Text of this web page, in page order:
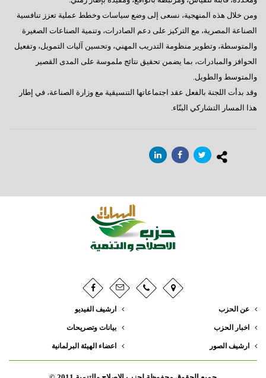
ومن خلال هذه المنهجية، نسعى إلى وضع سياسات وخطط عملية تعزز تنافسية
الصناعة المصرية، مع التركيز على دعم الصادرات، وتنمية الصناعات الصغيرة
والمتوسطة، وتطوير منظومة التدريب المهني، وتحسين آليات التمويل، وتفعيل
الحوافز والمبادرات، بما يضمن تحقيق نتائج ملموسة على المدى القصير
والمتوسط والطويل.
وقد بدأت اللجنة بالفعل عقد اجتماعاتها التنسيقية مع وزارة الصناعة، في إطار
هذا المسار التشاركي البنّاء.
عن الحزب
اخبار الحزب
ارشيف الصور
ارشيف الفيديو
بيانات وتصريحات
اعضاء الهيئة البرلمانية